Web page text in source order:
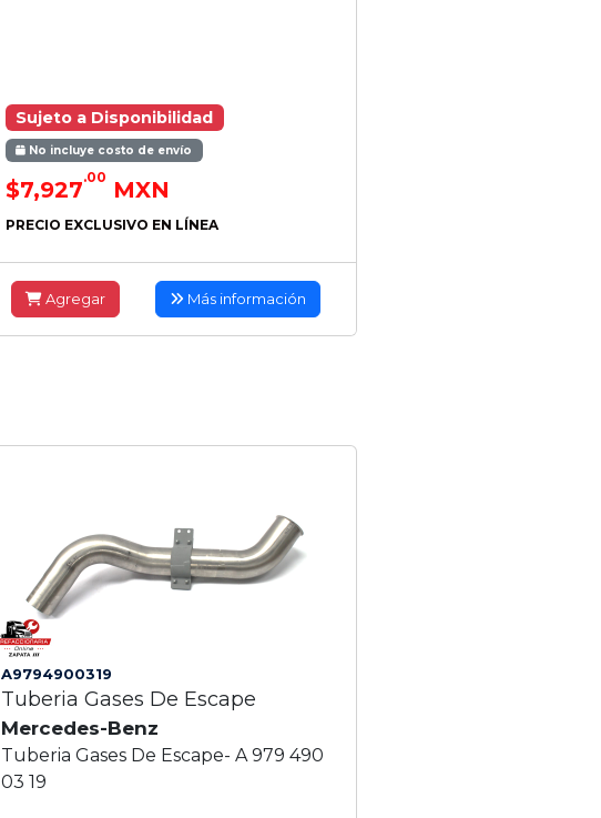
Sujeto a Disponibilidad
No incluye costo de envío
$7,927.00 MXN
PRECIO EXCLUSIVO EN LÍNEA
Agregar Más información
A9794900319
Tuberia Gases De Escape
Mercedes-Benz
Tuberia Gases De Escape- A 979 490
03 19